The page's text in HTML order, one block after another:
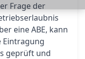
Frage der
eine ABE, kann
Eintragung
geprüft und